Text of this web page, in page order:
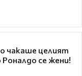
чакаше целият
се жени!